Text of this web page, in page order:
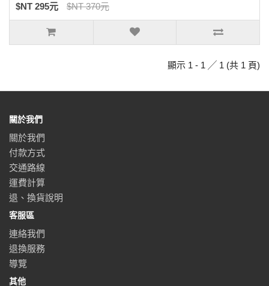
$NT 295元 $NT 370元
顯示 1 - 1 ╱ 1 (共 1 頁)
關於我們
關於我們
付款方式
交通路線
運費計算
退、換貨說明
客服區
連絡我們
退換服務
導覽
其他